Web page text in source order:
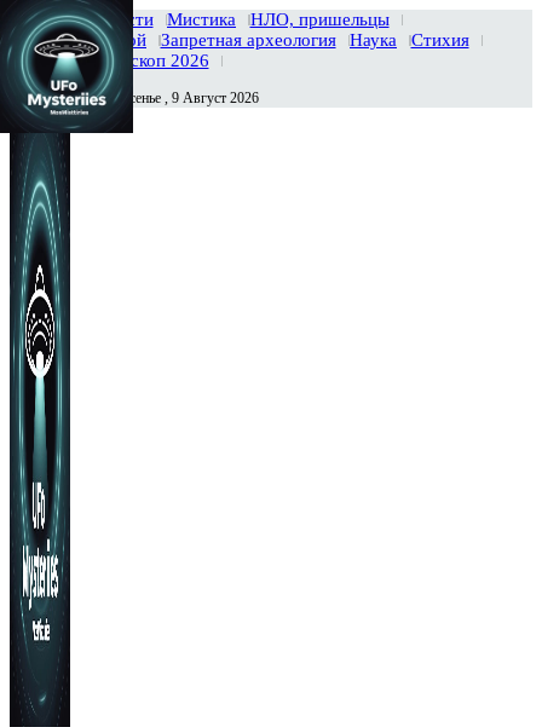
Главная Новости Мистика
НЛО, пришельцы
Тайны вселенной
Запретная археология Наука
Стихия
История
Гороскоп 2026
Сегодня Воскресенье , 9 Август 2026